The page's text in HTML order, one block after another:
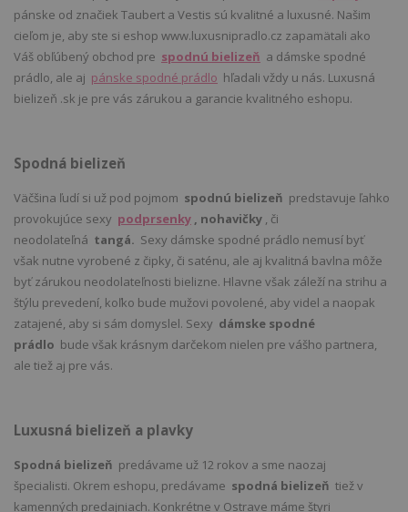
pánske od značiek Taubert a Vestis sú kvalitné a luxusné. Našim
cieľom je, aby ste si eshop www.luxusnipradlo.cz zapamätali ako
Váš obľúbený obchod pre spodnú bielizeň a dámske spodné
prádlo, ale aj pánske spodné prádlo hľadali vždy u nás. Luxusná
bielizeň .sk je pre vás zárukou a garancie kvalitného eshopu.
Spodná bielizeň
Väčšina ľudí si už pod pojmom spodnú bielizeň predstavuje ľahko
provokujúce sexy podprsenky , nohavičky , či
neodolateľná tangá. Sexy dámske spodné prádlo nemusí byť
však nutne vyrobené z čipky, či saténu, ale aj kvalitná bavlna môže
byť zárukou neodolateľnosti bielizne. Hlavne však záleží na strihu a
štýlu prevedení, koľko bude mužovi povolené, aby videl a naopak
zatajené, aby si sám domyslel. Sexy dámske spodné
prádlo bude však krásnym darčekom nielen pre vášho partnera,
ale tiež aj pre vás.
Luxusná bielizeň a plavky
Spodná bielizeň predávame už 12 rokov a sme naozaj
špecialisti. Okrem eshopu, predávame spodná bielizeň tiež v
kamenných predajniach. Konkrétne v Ostrave máme štyri